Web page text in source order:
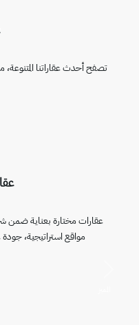
تصفح أحدث عقاراتنا
عقارات مختارة بعناية ضمن
مواقع استراتيجية، جودة